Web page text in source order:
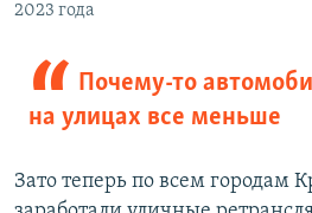
2023 года
Почему-то
на улицах все меньше
Зато теперь по всем городам